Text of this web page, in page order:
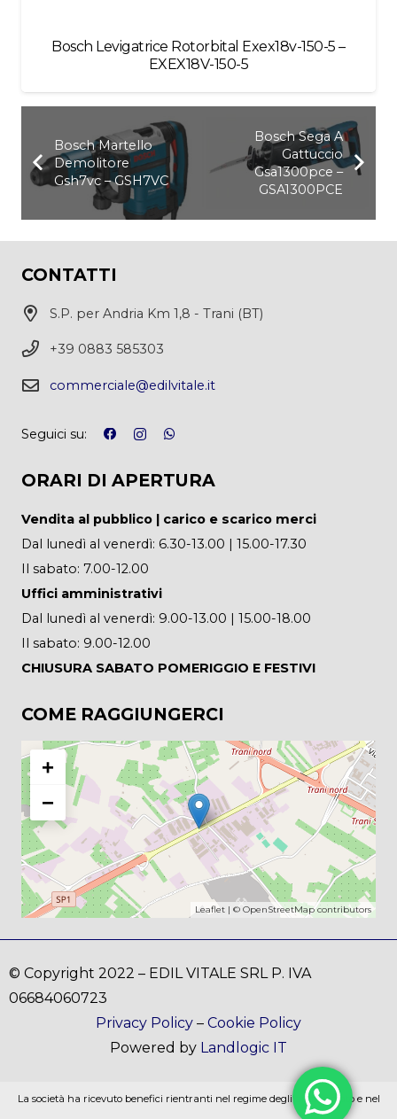
Bosch Levigatrice Rotorbital Exex18v-150-5 –
EXEX18V-150-5
Bosch Martello
Demolitore
Gsh7vc – GSH7VC
Bosch Sega A
Gattuccio
Gsa1300pce –
GSA1300PCE
CONTATTI
S.P. per Andria Km 1,8 - Trani (BT)
+39 0883 585303
commerciale@edilvitale.it
Seguici su:
ORARI DI APERTURA
Vendita al pubblico | carico e scarico merci
Dal lunedì al venerdì: 6.30-13.00 | 15.00-17.30
Il sabato: 7.00-12.00
Uffici amministrativi
Dal lunedì al venerdì: 9.00-13.00 | 15.00-18.00
Il sabato: 9.00-12.00
CHIUSURA SABATO POMERIGGIO E FESTIVI
COME RAGGIUNGERCI
+
−
Leaflet | © OpenStreetMapcontributors
© Copyright 2022 – EDIL VITALE SRL P. IVA
06684060723
Privacy Policy – Cookie Policy
Powered by Landlogic IT
La società ha ricevuto benefici rientranti nel regime degli aiuti di stato e nel